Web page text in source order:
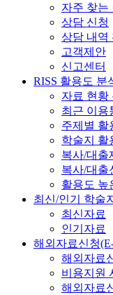
자주 찾는
상담 신청
상담 내역
고객제안
신고센터
RISS 활용도 분
자료 현황
최근 이용
주제별 활
학술지 활
복사/대출
복사/대출
활용도 높
최신/인기 학술
최신자료
인기자료
해외자료신청
해외자료
비용지원
해외자료